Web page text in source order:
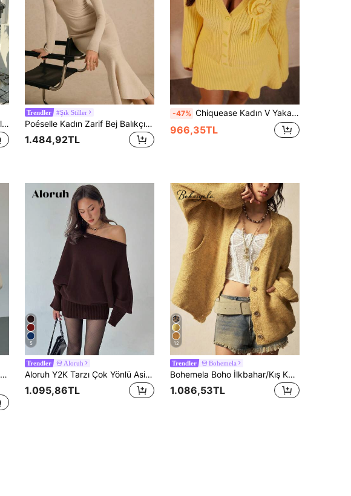
Livesso Kadın V Yaka Fener Kol Uzun Örme Kazak Elbise, Sonbahar Okul
Trendler #Şık Stiller
Poéselle Kadın Zarif Bej Balıkçı Yaka Kazak Elbise, Ekstra Uzun Dar Bel Oturan Örme, Sonbahar Kış Old Money Stili Günlük Ofis ve Brunch İçin Uzun Elbise
1.484,92TL
-47% Chiquease Kadın V Yakalı Şık Püsküllü Çiçekli Dar Kesim Hırka + A Kesim Kazak Etek 2 Parça Set
966,35TL
Aloruh Zarif Derin V Yakalı, Beli Dar Uzun Kazak Elbise, Günlük Seyahat Stili, Sonbahar/Kış
5
Trendler Aloruh
Aloruh Y2K Tarzı Çok Yönlü Asimetrik Omuz Uzun Kollu Dar Kesim Vücuda Oturan Kazak Elbise, Günlük/İşe Gidiş Dönüş, Sonbahar/Kış Aylarında Vintage Amerikan Estetiği
1.095,86TL
12
Trendler Bohemela
Bohemela Boho İlkbahar/Kış Kadın Oversize Düz Renk Sarı Çok Yönlü Minimalist Uzun Kollu Açık Tüylü Vintage Bol Kesim Örgü Hırka, Batı Tarzı Kırsal Konser Tatil, Tatil, Günlük Giyim, Okula Dönüş ve Dışarı Çıkma İçin Uygun, Noel, Yılbaşı, Sevgililer Günü, 2000'ler, Yaz Tatili, Plaj, Kış/İlkbahar
1.086,53TL